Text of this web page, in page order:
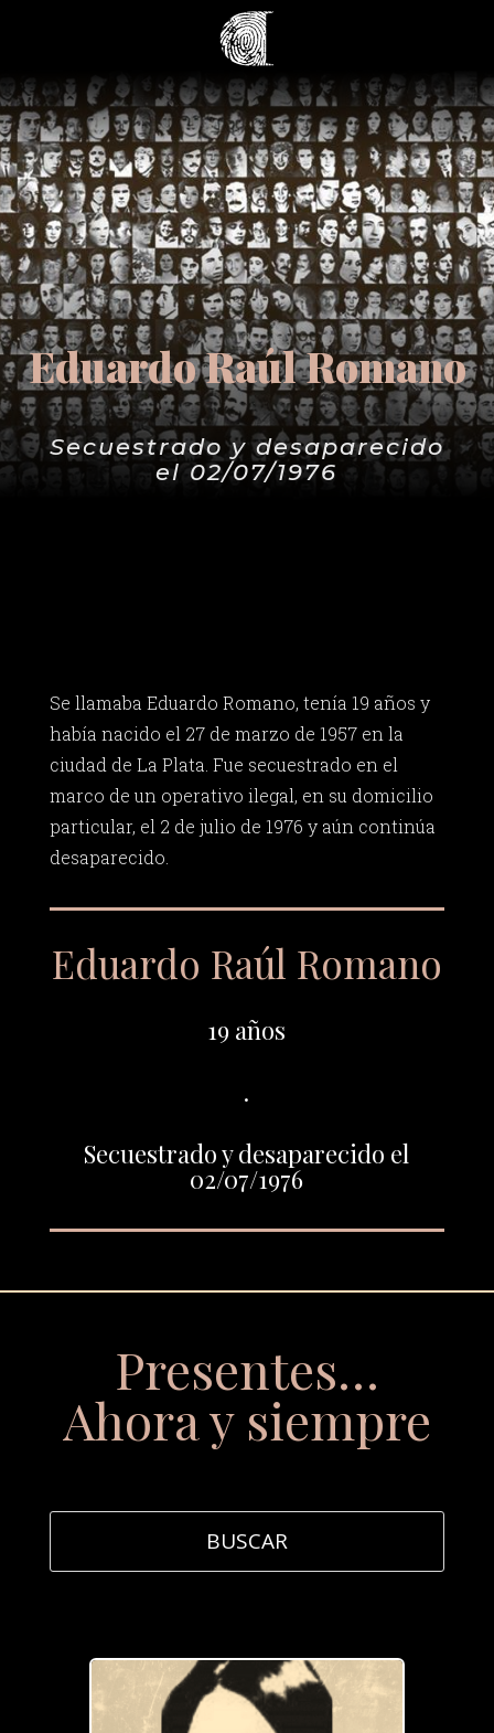
Eduardo Raúl Romano
Secuestrado y desaparecido
el 02/07/1976
Se llamaba Eduardo Romano, tenía 19 años y
había nacido el 27 de marzo de 1957 en la
ciudad de La Plata. Fue secuestrado en el
marco de un operativo ilegal, en su domicilio
particular, el 2 de julio de 1976 y aún continúa
desaparecido.
Eduardo Raúl Romano
19 años
.
Secuestrado y desaparecido el
02/07/1976
Presentes…
Ahora y siempre